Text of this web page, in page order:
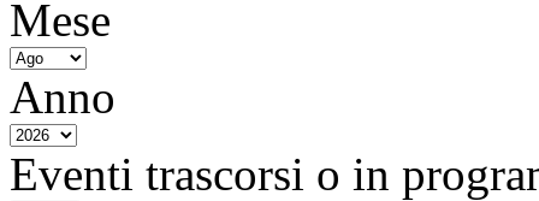
Mese
Anno
Eventi trascorsi o in